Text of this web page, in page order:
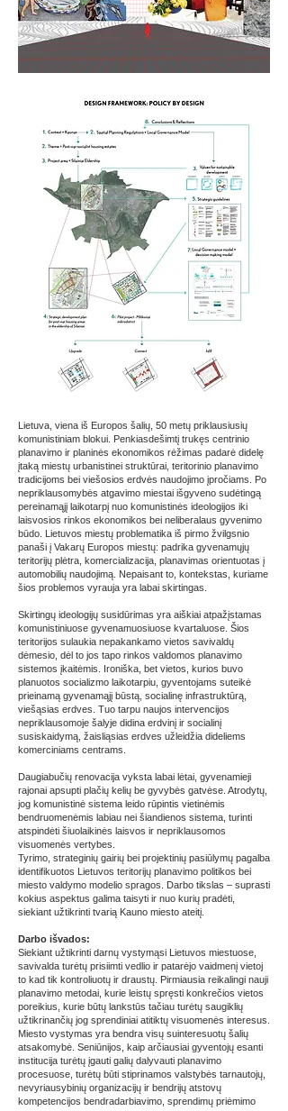
Lietuva, viena iš Europos šalių, 50 metų priklausiusių
komunistiniam blokui. Penkiasdešimtį trukęs centrinio
planavimo ir planinės ekonomikos rėžimas padarė didelę
įtaką miestų urbanistinei struktūrai, teritorinio planavimo
tradicijoms bei viešosios erdvės naudojimo įpročiams. Po
nepriklausomybės atgavimo miestai išgyveno sudėtingą
pereinamąjį laikotarpį nuo komunistinės ideologijos iki
laisvosios rinkos ekonomikos bei neliberalaus gyvenimo
būdo. Lietuvos miestų problematika iš pirmo žvilgsnio
panaši į Vakarų Europos miestų: padrika gyvenamųjų
teritorijų plėtra, komercializacija, planavimas orientuotas į
automobilių naudojimą. Nepaisant to, kontekstas, kuriame
šios problemos vyrauja yra labai skirtingas.
Skirtingų ideologijų susidūrimas yra aiškiai atpažįstamas
komunistiniuose gyvenamuosiuose kvartaluose. Šios
teritorijos sulaukia nepakankamo vietos savivaldų
dėmesio, dėl to jos tapo rinkos valdomos planavimo
sistemos įkaitėmis. Ironiška, bet vietos, kurios buvo
planuotos socializmo laikotarpiu, gyventojams suteikė
prieinamą gyvenamąjį būstą, socialinę infrastruktūrą,
viešąsias erdves. Tuo tarpu naujos intervencijos
nepriklausomoje šalyje didina erdvinį ir socialinį
susiskaidymą, žaisliąsias erdves užleidžia dideliems
komerciniams centrams.
Daugiabučių renovacija vyksta labai lėtai, gyvenamieji
rajonai apsupti plačių kelių be gyvybės gatvėse. Atrodytų,
jog komunistinė sistema leido rūpintis vietinėmis
bendruomenėmis labiau nei šiandienos sistema, turinti
atspindėti šiuolaikinės laisvos ir nepriklausomos
visuomenės vertybes.
Tyrimo, strateginių gairių bei projektinių pasiūlymų pagalba
identifikuotos Lietuvos teritorijų planavimo politikos bei
miesto valdymo modelio spragos. Darbo tikslas – suprasti
kokius aspektus galima taisyti ir nuo kurių pradėti,
siekiant užtikrinti tvarią Kauno miesto ateitį.
Darbo išvados:
Siekiant užtikrinti darnų vystymąsi Lietuvos miestuose,
savivalda turėtų prisiimti vedlio ir patarėjo vaidmenį vietoj
to kad tik kontroliuotų ir draustų. Pirmiausia reikalingi nauji
planavimo metodai, kurie leistų spręsti konkrečios vietos
poreikius, kurie būtų lankstūs tačiau turėtų saugiklių
užtikrinančių jog sprendiniai atitiktų visuomenės interesus.
Miesto vystymas yra bendra visų suinteresuotų šalių
atsakomybė. Seniūnijos, kaip arčiausiai gyventojų esanti
institucija turėtų įgauti galių dalyvauti planavimo
procesuose, turėtų būti stiprinamos valstybės tarnautojų,
nevyriausybinių organizacijų ir bendrijų atstovų
kompetencijos bendradarbiavimo, sprendimų priėmimo